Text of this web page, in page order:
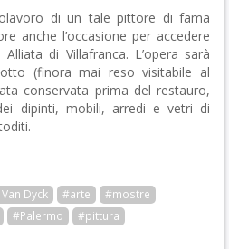
di un tale pittore di fama
anche l’occasione per accedere
di Villafranca. L’opera sarà
(finora mai reso visitabile al
conservata prima del restauro,
dipinti, mobili, arredi e vetri di
Dyck #arte
#mostre
#Palermo #pittura